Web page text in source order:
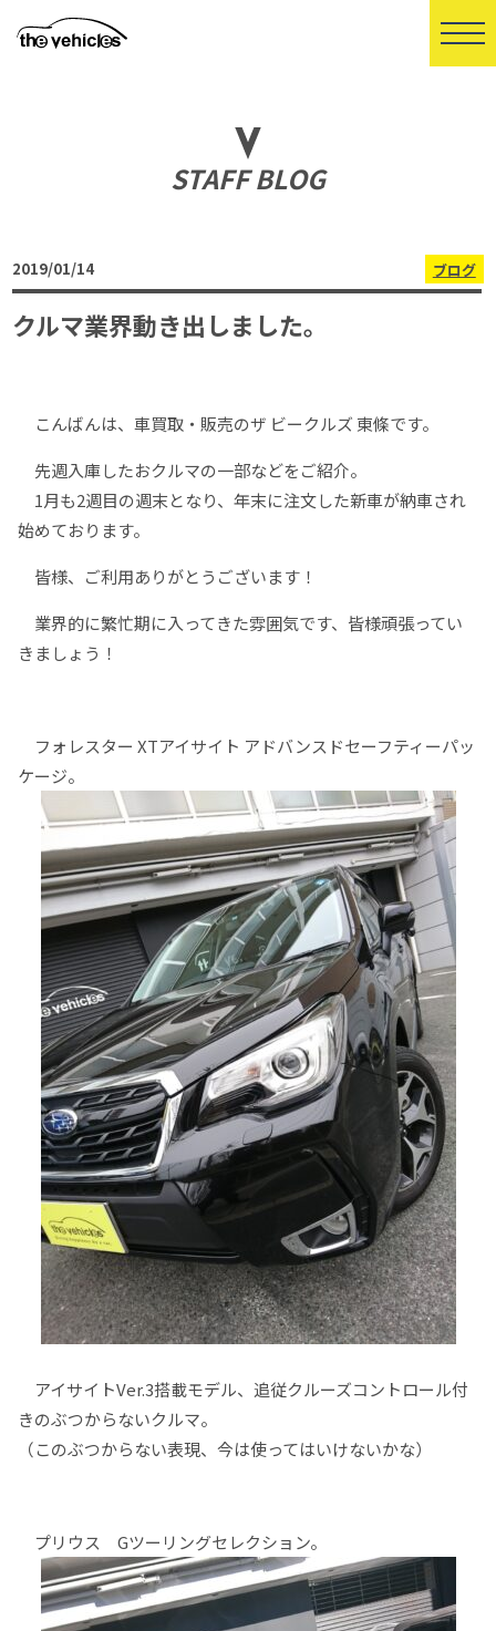
STAFF BLOG
クルマ業界動き出しました。
ブログ
2019/01/14
こんばんは、車買取・販売のザ ビークルズ 東條です。
先週入庫したおクルマの一部などをご紹介。
1月も2週目の週末となり、年末に注文した新車が納車され
始めております。
皆様、ご利用ありがとうございます！
業界的に繁忙期に入ってきた雰囲気です、皆様頑張ってい
きましょう！
フォレスター XTアイサイト アドバンスドセーフティーパッ
ケージ。
アイサイトVer.3搭載モデル、追従クルーズコントロール付
きのぶつからないクルマ。
（このぶつからない表現、今は使ってはいけないかな）
プリウス Gツーリングセレクション。